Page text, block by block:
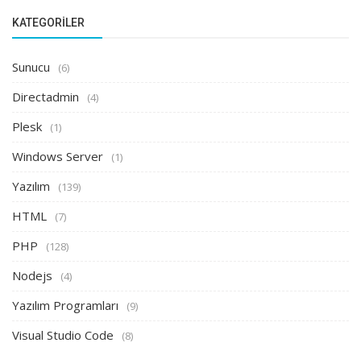
KATEGORILER
Sunucu (6)
Directadmin (4)
Plesk (1)
Windows Server (1)
Yazılım (139)
HTML (7)
PHP (128)
Nodejs (4)
Yazılım Programları (9)
Visual Studio Code (8)